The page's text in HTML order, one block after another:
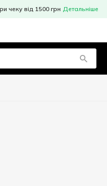
чеку від 1500 грн Детальніше